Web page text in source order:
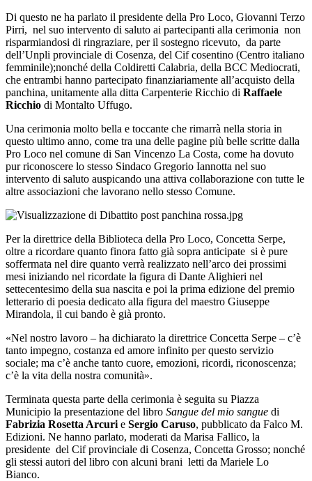
Di questo ne ha parlato il presidente della Pro Loco, Giovanni Terzo
Pirri, nel suo intervento di saluto ai partecipanti alla cerimonia non
risparmiandosi di ringraziare, per il sostegno ricevuto, da parte
dell’Unpli provinciale di Cosenza, del Cif cosentino (Centro italiano
femminile);nonché della Coldiretti Calabria, della BCC Mediocrati,
che entrambi hanno partecipato finanziariamente all’acquisto della
panchina, unitamente alla ditta Carpenterie Ricchio di Raffaele
Ricchio di Montalto Uffugo.
Una cerimonia molto bella e toccante che rimarrà nella storia in
questo ultimo anno, come tra una delle pagine più belle scritte dalla
Pro Loco nel comune di San Vincenzo La Costa, come ha dovuto
pur riconoscere lo stesso Sindaco Gregorio Iannotta nel suo
intervento di saluto auspicando una attiva collaborazione con tutte le
altre associazioni che lavorano nello stesso Comune.
Per la direttrice della Biblioteca della Pro Loco, Concetta Serpe,
oltre a ricordare quanto finora fatto già sopra anticipate si è pure
soffermata nel dire quanto verrà realizzato nell’arco dei prossimi
mesi iniziando nel ricordate la figura di Dante Alighieri nel
settecentesimo della sua nascita e poi la prima edizione del premio
letterario di poesia dedicato alla figura del maestro Giuseppe
Mirandola, il cui bando è già pronto.
«Nel nostro lavoro – ha dichiarato la direttrice Concetta Serpe – c’è
tanto impegno, costanza ed amore infinito per questo servizio
sociale; ma c’è anche tanto cuore, emozioni, ricordi, riconoscenza;
c’è la vita della nostra comunità».
Terminata questa parte della cerimonia è seguita su Piazza
Municipio la presentazione del libro Sangue del mio sangue di
Fabrizia Rosetta Arcuri e Sergio Caruso, pubblicato da Falco M.
Edizioni. Ne hanno parlato, moderati da Marisa Fallico, la
presidente del Cif provinciale di Cosenza, Concetta Grosso; nonché
gli stessi autori del libro con alcuni brani letti da Mariele Lo
Bianco.